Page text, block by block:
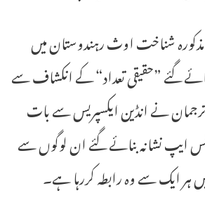
شناخت اوث رہندوستان میں
گئے ”حقیقی تعداد“ کے انکشاف سے
نے انڈین ایکسپریس سے بات
ایپ نشانہ بنائے گئے ان لوگوں سے
ایک سے وہ رابطہ کررہا ہے۔